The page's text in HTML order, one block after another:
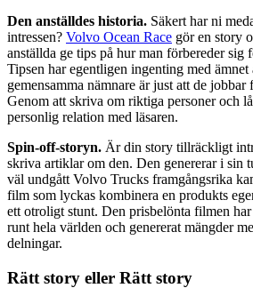
Den anställdes historia. Säkert har ni
intressen? Volvo Ocean Race gör en story
anställda ge tips på hur man förbereder sig
Tipsen har egentligen ingenting med ämnet
gemensamma nämnare är just att de
Genom att skriva om riktiga personer och
personlig relation med läsaren.
Spin-off-storyn. Är din story tillräckligt
skriva artiklar om den. Den genererar i sin
väl undgått Volvo Trucks framgångsrika
film som lyckas kombinera en produkts
ett otroligt stunt. Den prisbelönta filmen
runt hela världen och genererat mängder
delningar.
Rätt story eller Rätt story